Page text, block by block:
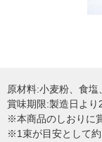
原材料:小麦粉、食
賞味期限:製造日よ
※本商品のしおりに
※1束が目安として約